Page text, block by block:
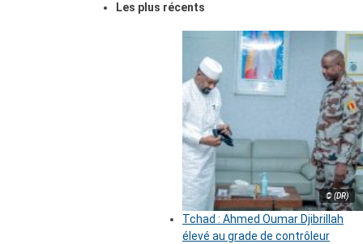
Les plus récents
© (DR)
Tchad : Ahmed Oumar Djibrillah
élevé au grade de contrôleur